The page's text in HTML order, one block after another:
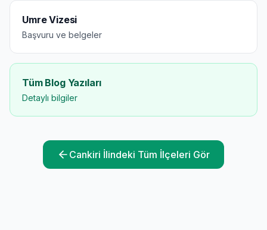
Umre Vizesi
Başvuru ve belgeler
Tüm Blog Yazıları
Detaylı bilgiler
Cankiri İlindeki Tüm İlçeleri Gör